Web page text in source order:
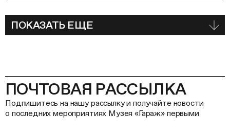
ПОКАЗАТЬ ЕЩЕ
ПОЧТОВАЯ РАССЫЛКА
Подпишитесь на нашу рассылку и получайте новости
о последних мероприятиях Музея «Гараж» первыми